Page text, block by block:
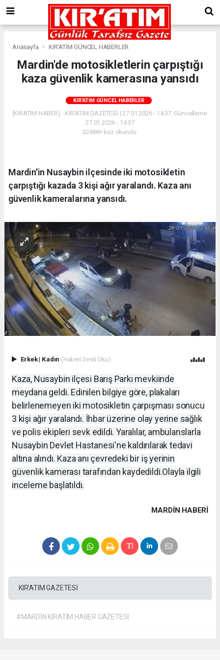
Anasayfa KIR'ATIM GÜNCEL HABERLER
Mardin'de motosikletlerin çarpıştığı
kaza güvenlik kamerasına yansıdı
KIR'ATIM GÜNCEL HABERLER
(KIRATIM HABER) - KIR'ATIM GAZETESİ | 27.01.2026 - 14:37, Güncelleme:
27.01.2026 - 14:37
32488+ kez okundu.
Mardin'in Nusaybin ilçesinde iki motosikletin
çarpıştığı kazada 3 kişi ağır yaralandı. Kaza anı
güvenlik kameralarına yansıdı.
Erkek| Kadın (Haberi Sesli Oku)
Kaza, Nusaybin ilçesi Barış Parkı mevkiinde
meydana geldi. Edinilen bilgiye göre, plakaları
belirlenemeyen iki motosikletin çarpışması sonucu
3 kişi ağır yaralandı. İhbar üzerine olay yerine sağlık
ve polis ekipleri sevk edildi. Yaralılar, ambulanslarla
Nusaybin Devlet Hastanesi'ne kaldırılarak tedavi
altına alındı. Kaza anı çevredeki bir iş yerinin
güvenlik kamerası tarafından kaydedildi.Olayla ilgili
inceleme başlatıldı.
MARDIN HABERİ
KIR'ATIM GAZETESİ
#MARDİN KIRATIM HABER GAZETESİ